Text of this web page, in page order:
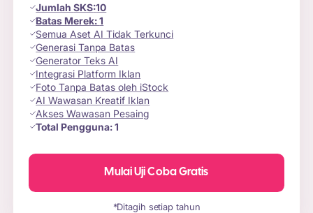
JumlahSKS:10
Batas Merek:1
Semua Aset AI Tidak Terkunci
Generasi Tanpa Batas
Generator Teks AI
Integrasi Platform Iklan
Foto Tanpa Batas oleh iStock
AI Wawasan Kreatif Iklan
Akses Wawasan Pesaing
Total Pengguna:1
Mulai Uji Coba Gratis
*Ditagih setiap tahun